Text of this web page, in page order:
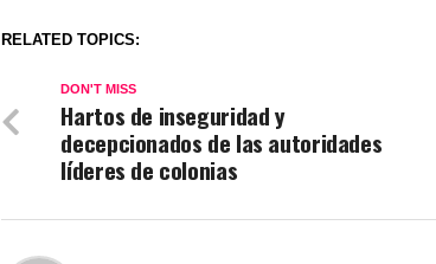
RELATED TOPICS:
DON'T MISS
Hartos de inseguridad y
decepcionados de las autoridades
líderes de colonias